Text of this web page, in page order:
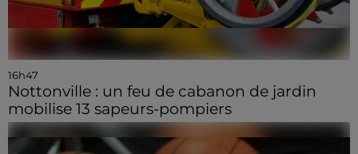
16h47
Nottonville : un feu de cabanon de jardin
mobilise 13 sapeurs-pompiers